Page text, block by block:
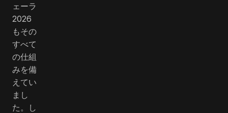
ェーラ
2026
もその
すべて
の仕組
みを備
えてい
まし
た。し